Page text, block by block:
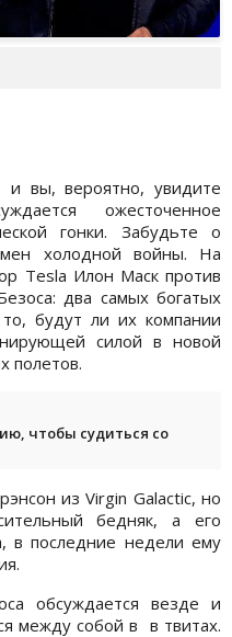
и вы, вероятно, увидите
ожесточенное
гонки. Забудьте о
холодной войны. На
Tesla Илон Маск против
два самых богатых
будут ли их компании
силой в новой
полетов.
чтобы судиться со
из Virgin Galactic, но
бедняк, а его
в последние недели ему
обсуждается везде и
между собой в в твитах.